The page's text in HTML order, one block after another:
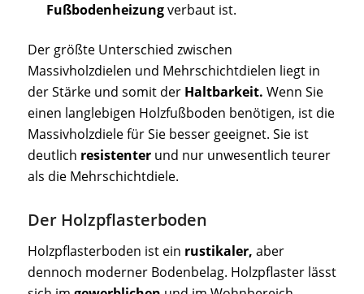
Fußbodenheizungverbaut ist.
Der größte Unterschied zwischen
Massivholzdielen und Mehrschichtdielen liegt in
der Stärke und somit der Haltbarkeit. Wenn Sie
einen langlebigen Holzfußboden benötigen, ist die
Massivholzdiele für Sie besser geeignet. Sie ist
deutlich resistenterund nur unwesentlich teurer
als die Mehrschichtdiele.
Der Holzpflasterboden
Holzpflasterboden ist ein rustikaler, aber
dennoch moderner Bodenbelag. Holzpflaster lässt